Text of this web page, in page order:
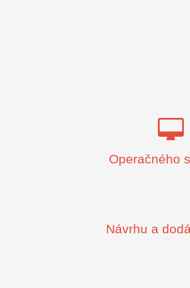
Operačného
Návrhu a